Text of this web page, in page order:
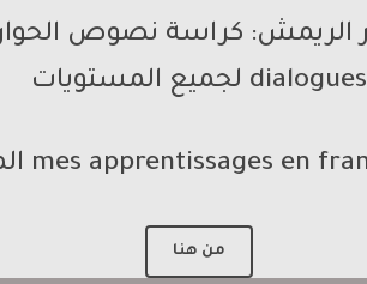
dialogues لجميع المستويات
من هنا